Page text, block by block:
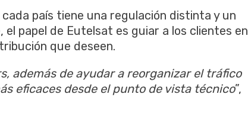
país tiene una regulación distinta y un
papel de Eutelsat es guiar a los clientes en
que deseen.
además de ayudar a reorganizar el tráfico
eficaces desde el punto de vista técnico”,